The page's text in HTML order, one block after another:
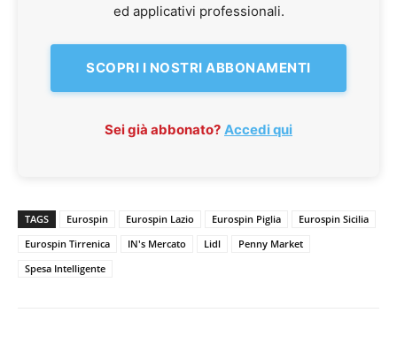
ed applicativi professionali.
SCOPRI I NOSTRI ABBONAMENTI
Sei già abbonato? Accedi qui
TAGS Eurospin Eurospin Lazio Eurospin Piglia
Eurospin Sicilia
Eurospin Tirrenica
IN's Mercato Lidl
Penny Market
Spesa Intelligente